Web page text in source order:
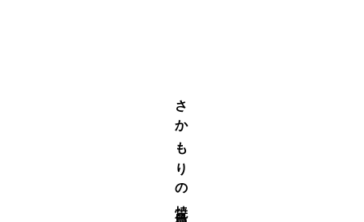
さかもりの焼鳥日記